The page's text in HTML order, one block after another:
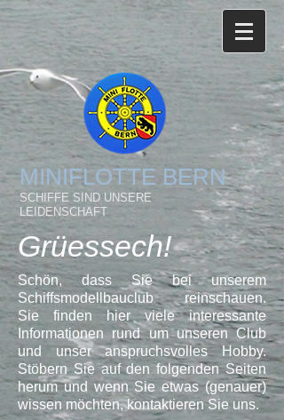
MINIFLOTTE BERN
SCHIFFE SIND UNSERE
LEIDENSCHAFT
Grüessech!​​
Schön, dass Sie bei unserem
Schiffsmodellbauclub reinschauen.
Sie finden hier viele interessante
Informationen rund um unseren Club
und unser anspruchsvolles Hobby.
Stöbern Sie auf den folgenden Seiten
herum und wenn Sie etwas (genauer)
wissen möchten, kontaktieren Sie uns.